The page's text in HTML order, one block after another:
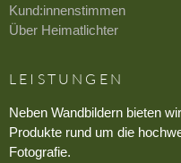
Kund:innenstimmen
Über Heimatlichter
LEISTUNGEN
Neben Wandbildern bieten
Produkte rund um die
Fotografie.